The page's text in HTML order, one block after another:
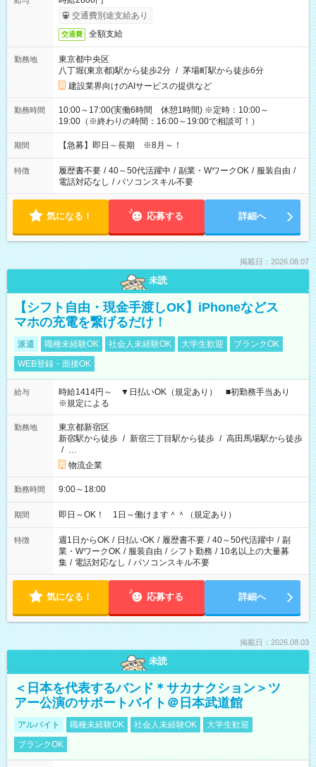
交通費別途支給あり
交通費 全額支給
勤務地
東京都中央区
八丁堀(東京都)駅から徒歩2分 / 茅場町駅から徒歩6分
建設業界向けのAIサービスの提供など
勤務時間
10:00～17:00(実働6時間 休憩1時間) ※定時：10:00～
19:00（※終わりの時間：16:00～19:00で相談可！）
期間 【急募】即日～長期 ※8月～！
特徴 履歴書不要 / 40～50代活躍中 / 副業・WワークOK / 服装自由 /
電話対応なし / パソコンスキル不要
気になる！ 応募する 詳細へ
掲載日：2026.08.07
未読
【シフト自由・現金手渡しOK】iPhoneなどス
マホの充電を繋げるだけ！
派遣 職種未経験OK 社会人未経験OK 大学生歓迎
ブランクOK
WEB登録・面接OK
給与
時給1414円～ ▼日払いOK（規定あり） ■初勤務手当あり
※規定による
勤務地
東京都新宿区
新宿駅から徒歩 / 新宿三丁目駅から徒歩 / 高田馬場駅から徒歩
/ …
物流企業
勤務時間 9:00～18:00
期間 即日～OK！ 1日～働けます＾＾（規定あり）
特徴 週1日からOK / 日払いOK / 履歴書不要 / 40～50代活躍中 / 副
業・WワークOK / 服装自由 / シフト勤務 / 10名以上の大量募
集 / 電話対応なし / パソコンスキル不要
気になる！ 応募する 詳細へ
掲載日：2026.08.03
未読
＜日本を代表するバンド＊サカナクション＞ツ
アー公演のサポートバイト＠日本武道館
アルバイト 職種未経験OK 社会人未経験OK
大学生歓迎
ブランクOK